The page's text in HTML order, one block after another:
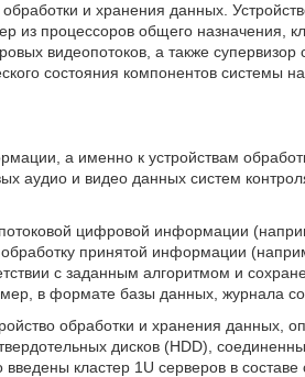
и хранения данных.
из процессоров общего назначения,
видеопотоков, а также
состояния компонентов системы
а именно к устройствам
аудио и видео данных систем
цифровой информации
принятой информации
с заданным алгоритмом и
в формате базы данных, журнала
обработки и хранения данных,
дисков (HDD),
кластер 1U серверов в составе